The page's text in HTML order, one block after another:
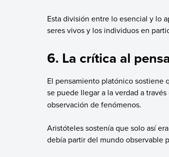
Esta división entre lo esencial y lo
seres vivos y los individuos en
6. La crítica al
El pensamiento platónico sostiene
se puede llegar a la verdad a través
observación de fenómenos.
Aristóteles sostenía que solo así
debía partir del mundo observable